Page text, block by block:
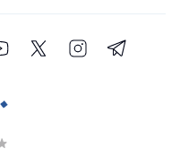
شبکه اجتماعی
شبکه اجتماعی
شبکه